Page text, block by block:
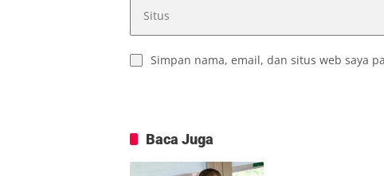
Simpan nama, email, dan situs web saya
Baca Juga